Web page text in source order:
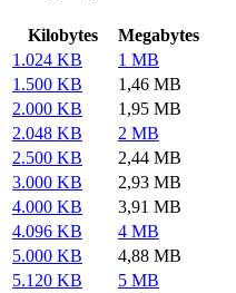
Kilobytes
Megabytes
1.024 KB
1 MB
1.500 KB
1,46 MB
2.000 KB
1,95 MB
2.048 KB
2 MB
2.500 KB
2,44 MB
3.000 KB
2,93 MB
4.000 KB
3,91 MB
4.096 KB
4 MB
5.000 KB
4,88 MB
5.120 KB
5 MB